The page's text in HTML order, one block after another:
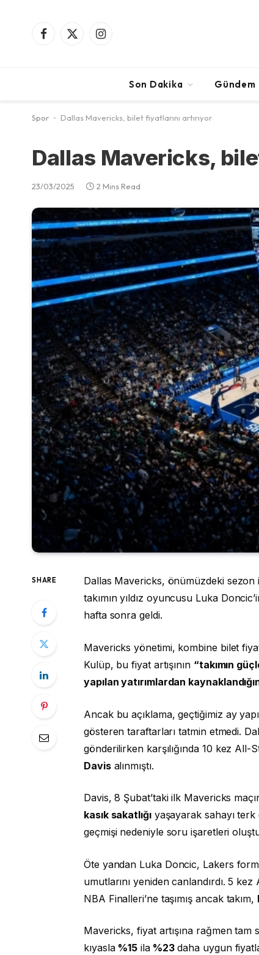
Facebook
X
Instagram
Son Dakika Gündem
Spor - Dallas Mavericks, bilet fiyatlarını artırıyor
Dallas Mavericks,
23/03/2025 2 Mins Read
SHARE
Dallas Mavericks, önümüzdeki sezon
takımın yıldız oyuncusu Luka
hafta sonra geldi.
Mavericks yönetimi, kombine bilet
Kulüp, bu fiyat artışının “takımın
yapılan yatırımlardan
Ancak bu açıklama, geçtiğimiz ay
gösteren taraftarları tatmin etmedi.
gönderilirken karşılığında 10 kez All-
Davisalınmıştı.
Davis, 8 Şubat’taki ilk Mavericks
kasık sakatlığıyaşayarak sahayı terk
geçmişi nedeniyle soru işaretleri
Öte yandan Luka Doncic, Lakers
umutlarını yeniden canlandırdı. 5
NBA Finalleri’ne taşımış ancak takım,
Mavericks, fiyat artışına rağmen
kıyasla %15 ila%23daha uygun